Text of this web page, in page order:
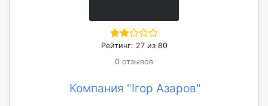
Рейтинг: 27 из 80
0 отзывов
Компания "Ігор Азаров"